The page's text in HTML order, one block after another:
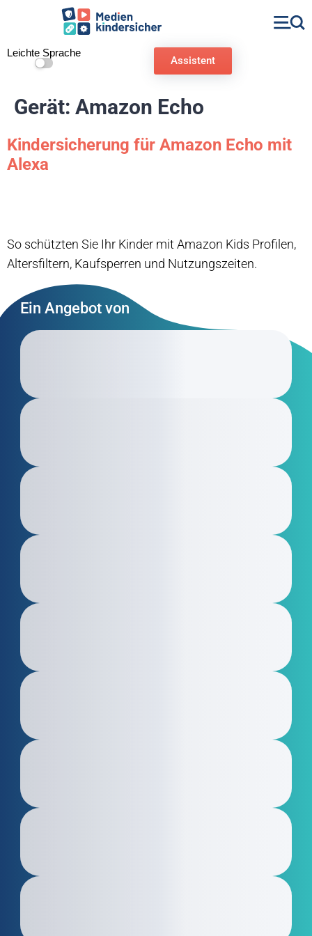
Leichte Sprache
Assistent
Gerät: Amazon Echo
Kindersicherung für Amazon Echo mit
Alexa
So schützten Sie Ihr Kinder mit Amazon Kids Profilen,
Altersfiltern, Kaufsperren und Nutzungszeiten.
Ein Angebot von